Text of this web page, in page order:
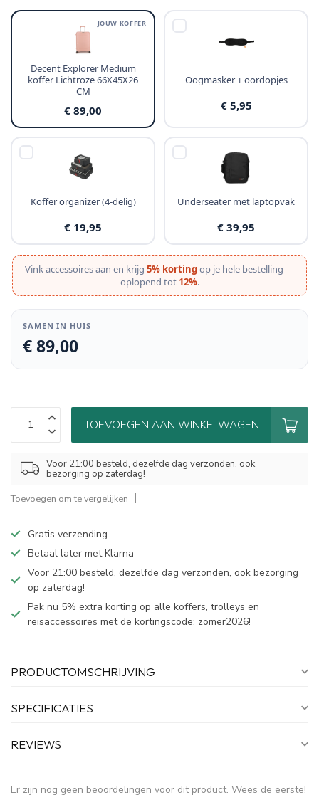
JOUW KOFFER
Decent Explorer Medium
koffer Lichtroze 66X45X26
CM
€ 89,00
Oogmasker + oordopjes
€ 5,95
Koffer organizer (4-delig)
€ 19,95
Underseater met laptopvak
€ 39,95
Vink accessoires aan en krijg 5% kortingop je hele bestelling —
oplopend tot 12%.
SAMEN IN HUIS
€ 89,00
TOEVOEGEN AAN WINKELWAGEN
Voor 21:00 besteld, dezelfde dag verzonden, ook
bezorging op zaterdag!
Toevoegen om te vergelijken
Gratis verzending
Betaal later met Klarna
Voor 21:00 besteld, dezelfde dag verzonden, ook bezorging
op zaterdag!
Pak nu 5% extra korting op alle koffers, trolleys en
reisaccessoires met de kortingscode: zomer2026!
PRODUCTOMSCHRIJVING
SPECIFICATIES
REVIEWS
Er zijn nog geen beoordelingen voor dit product. Wees de eerste!